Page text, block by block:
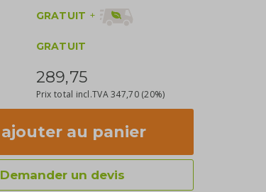
GRATUIT +
GRATUIT
289,75
Prix total incl.TVA347,70 (20%)
ajouter au panier
Demander un devis